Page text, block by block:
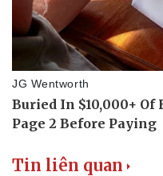
Tin liên quan